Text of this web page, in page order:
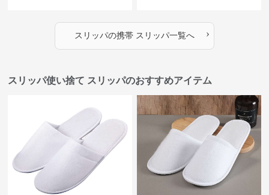
スリッパの携帯 スリッパ一覧へ ›
スリッパ使い捨て スリッパのおすすめアイテム